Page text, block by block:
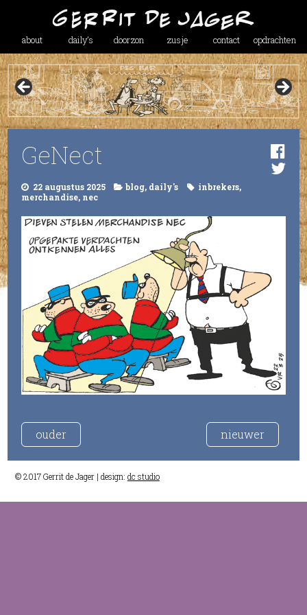
about daily’s doorzon zusje contact opdrachten
GeNect
22 augustus 2025 blog, daily's inbrekers,
merchandise, nec
ouder nieuwer
© 2017 Gerrit de Jager | design: dc studio